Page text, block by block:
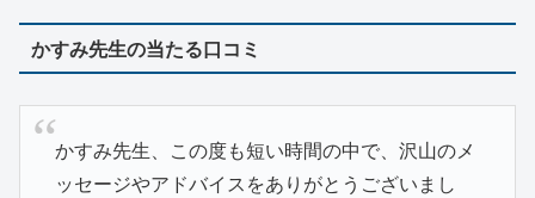
かすみ先生の当たる口コミ
かすみ先生、この度も短い時間の中で、沢山のメ
ッセージやアドバイスをありがとうございまし